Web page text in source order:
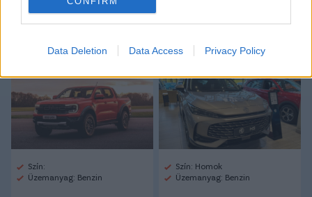
Data Deletion Data Access Privacy Policy
Ford Ranger
Szín:
Üzemanyag: Benzin
Mg Hs
Szín: Homok
Üzemanyag: Benzin